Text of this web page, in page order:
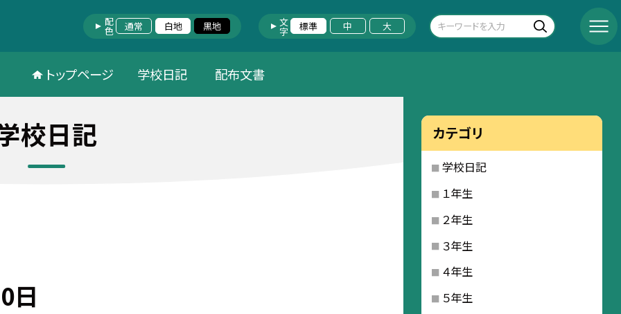
配色 通常 白地 黒地 文字 標準 中 大
トップページ 学校日記 配布文書
校日記
日
カテゴリ
学校日記
１年生
２年生
３年生
４年生
５年生